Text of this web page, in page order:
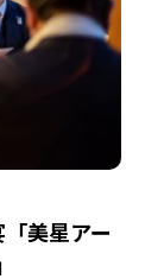
美星アー